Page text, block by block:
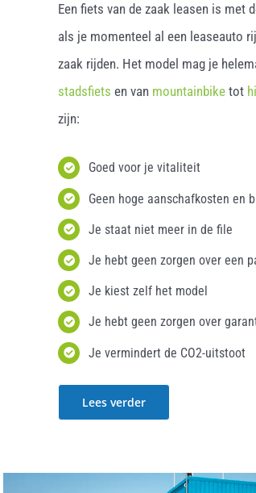
Een fiets van de zaak leasen is met
als je momenteel al een leaseauto
zaak rijden. Het model mag je
stadsfiets en van mountainbiketot
zijn:
Goed voor je vitaliteit
Geen hoge aanschafkosten en
Je staat niet meer in de file
Je hebt geen zorgen over een
Je kiest zelf het model
Je hebt geen zorgen over
Je vermindert de CO2-uitstoot
Lees verder